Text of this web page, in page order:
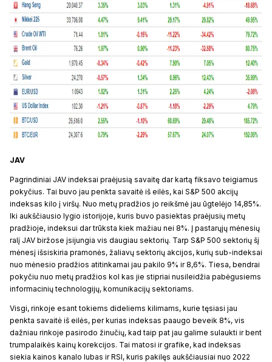
JAV
Pagrindiniai JAV indeksai praėjusią savaitę dar kartą fiksavo teigiamus
pokyčius. Tai buvo jau penkta savaitė iš eilės, kai S&P 500 akcijų
indeksas kilo į viršų. Nuo metų pradžios jo reikšmė jau ūgtelėjo 14,85%.
Iki aukščiausio lygio istorijoje, kuris buvo pasiektas praėjusių metų
pradžioje, indeksui dar trūksta kiek mažiau nei 8%. Į pastarųjų mėnesių
ralį JAV biržose įsijungia vis daugiau sektorių. Tarp S&P 500 sektorių šį
mėnesį išsiskiria pramonės, žaliavų sektorių akcijos, kurių sub-indeksai
nuo mėnesio pradžios atitinkamai jau pakilo 9% ir 8,6%. Tiesa, bendrai
pokyčiu nuo metų pradžios kol kas jie stipriai nusileidžia pabėgusiems
informacinių technologijų, komunikacijų sektoriams.
Visgi, rinkoje esant tokiems dideliems kilimams, kurie tęsiasi jau
penkta savaitė iš eilės, per kurias indeksas paaugo beveik 8%, vis
dažniau rinkoje pasirodo žinučių, kad taip pat jau galime sulaukti ir bent
trumpalaikės kainų korekcijos. Tai matosi ir grafike, kad indeksas
siekia kainos kanalo lubas ir RSI, kuris pakilęs aukščiausiai nuo 2022